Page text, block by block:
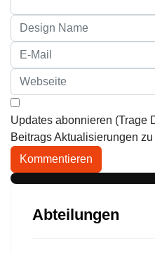
Updates abonnieren (Trage
Beitrags Aktualisierungen
Kommentieren
Abteilungen